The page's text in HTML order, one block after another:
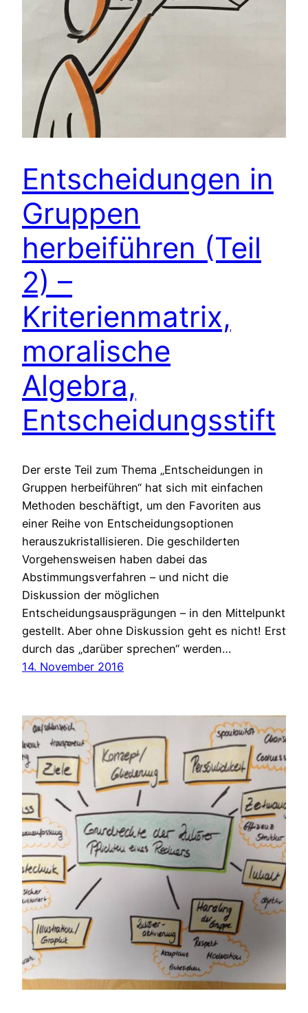
Entscheidungen in
Gruppen
herbeiführen (Teil
2) –
Kriterienmatrix,
moralische
Algebra,
Entscheidungsstift
Der erste Teil zum Thema „Entscheidungen in
Gruppen herbeiführen“ hat sich mit einfachen
Methoden beschäftigt, um den Favoriten aus
einer Reihe von Entscheidungsoptionen
herauszukristallisieren. Die geschilderten
Vorgehensweisen haben dabei das
Abstimmungsverfahren – und nicht die
Diskussion der möglichen
Entscheidungsausprägungen – in den Mittelpunkt
gestellt. Aber ohne Diskussion geht es nicht! Erst
durch das „darüber sprechen“ werden…
14. November 2016